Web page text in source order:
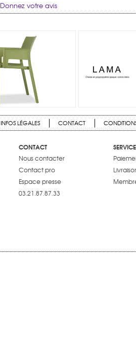
Donnez votre avis
INFOS LÉGALES CONTACT
CONTACT
Nous contacter
Contact pro
Espace presse
03.21.87.87.33